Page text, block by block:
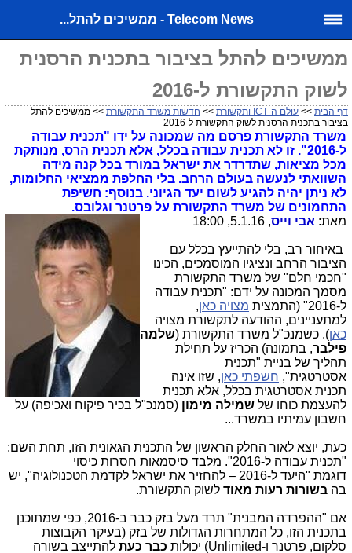
Telecom News - ממשיכים להתל...
ממשיכים להתל בציבור בתכנית הרסנית
לשוק התקשורת ל-2016
דף הבית >> עולם ה-ICT ותקשורת >> חדשות משרד התקשורת >> ממשיכים להתל
בציבור בתכנית הרסנית לשוק התקשורת ל-2016
משרד התקשורת פרסם מה שמכונה על ידו "תכנית עבודה
ל-2016". זו לא תכנית עבודה בכלל, אלא תכנית הרס, מנותקת
מכל מציאות, שתדרדר את ישראל במורד בכל קנה מידה
השוואתי לנעשה בעולם הרחב. בלי החלפת ממציאי החלומות,
לא ניתן יהיה להגיע לשום יעד הגיוני. בנוסף: חשיפת
התחמונים של משרד התקשורת על פרטנר וגלובס.
מאת: אבי וייס, 5.1.16, 18:00
באיחור רב, בלי להתייעץ בכלל עם
הציבור הרחב ונציגיו המוסמכים, הכינו
"חכמי חלם" של משרד התקשורת
מסמך המכונה על ידם: "תכנית עבודה
ל-2016" (התמצית
מצויה כאן,
למתעניינים, ההודעה לתקשורת מצויה
כאן). כשמנכ"ל משרד התקשורת (שלמה
פילבר, בתמונה) הכריז על תחילת
תהליך של בניית "תכנית
אסטרטגית", חשפתי כאן, שזו אינה
תכנית אסטרטגית בכלל, אלא תכנית
להעצמת כוחו של שמילה מימון (סמנכ"ל בכיר פיקוח ואכיפה) על
חשבון עמיתיו במשרד...
כעת, יוצא לאור החלק הראשון של התכנית הגאונית הזו, תחת השם:
"תכנית עבודה ל-2016". מלבד סיסמאות חסרות כיסוי
דוגמת "היעד ל-2016 – להחזיר את ישראל לקדמת הטכנולוגיה", יש
בה בשורות רעות מאוד לשוק התקשורת.
אם "ההפרדה המבנית" תרד מעל בזק כבר ב-2016, כפי שמתוכנן
בתכנית הזו, כל המתחרות הגדולות של בזק (בעיקר הקבוצות
סלקום, פרטנר ו-Unlimited) יכולות
כבר כעת להתייצב בשורה